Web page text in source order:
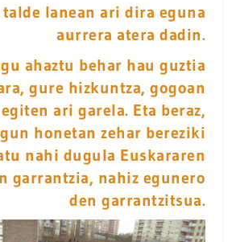
lanean ari dira eguna
aurrera atera dadin.
ahaztu behar hau guztia
gure hizkuntza, gogoan
ari garela. Eta beraz,
honetan zehar bereziki
nahi dugula Euskararen
garrantzia, nahiz egunero
den garrantzitsua.